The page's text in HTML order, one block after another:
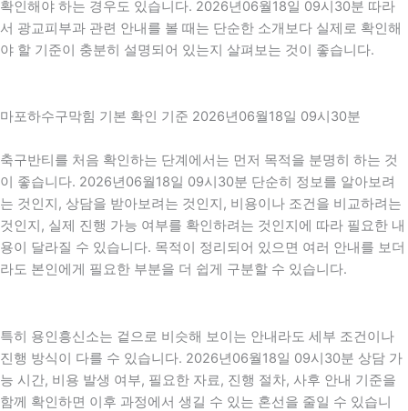
확인해야 하는 경우도 있습니다. 2026년06월18일 09시30분 따라
서 광교피부과 관련 안내를 볼 때는 단순한 소개보다 실제로 확인해
야 할 기준이 충분히 설명되어 있는지 살펴보는 것이 좋습니다.
마포하수구막힘 기본 확인 기준 2026년06월18일 09시30분
축구반티를 처음 확인하는 단계에서는 먼저 목적을 분명히 하는 것
이 좋습니다. 2026년06월18일 09시30분 단순히 정보를 알아보려
는 것인지, 상담을 받아보려는 것인지, 비용이나 조건을 비교하려는
것인지, 실제 진행 가능 여부를 확인하려는 것인지에 따라 필요한 내
용이 달라질 수 있습니다. 목적이 정리되어 있으면 여러 안내를 보더
라도 본인에게 필요한 부분을 더 쉽게 구분할 수 있습니다.
특히 용인흥신소는 겉으로 비슷해 보이는 안내라도 세부 조건이나
진행 방식이 다를 수 있습니다. 2026년06월18일 09시30분 상담 가
능 시간, 비용 발생 여부, 필요한 자료, 진행 절차, 사후 안내 기준을
함께 확인하면 이후 과정에서 생길 수 있는 혼선을 줄일 수 있습니